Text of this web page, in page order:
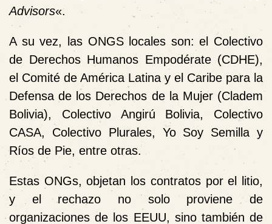
Advisors«.
A su vez, las ONGS locales son: el Colectivo
de Derechos Humanos Empodérate (CDHE),
el Comité de América Latina y el Caribe para la
Defensa de los Derechos de la Mujer (Cladem
Bolivia), Colectivo Angirú Bolivia, Colectivo
CASA, Colectivo Plurales, Yo Soy Semilla y
Ríos de Pie, entre otras.
Estas ONGs, objetan los contratos por el litio,
y el rechazo no solo proviene de
organizaciones de los EEUU, sino también de